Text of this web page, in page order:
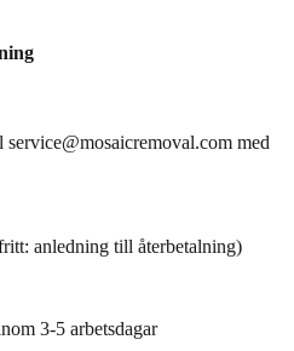
service@mosaicremoval.com med
anledning till återbetalning)
3-5 arbetsdagar